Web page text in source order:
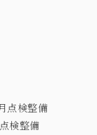
点検整備
検整備